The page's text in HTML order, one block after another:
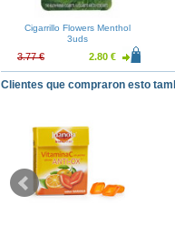
Cigarrillo Flowers Menthol
3uds
3.77 € 2.80 €
Clientes que compraron esto